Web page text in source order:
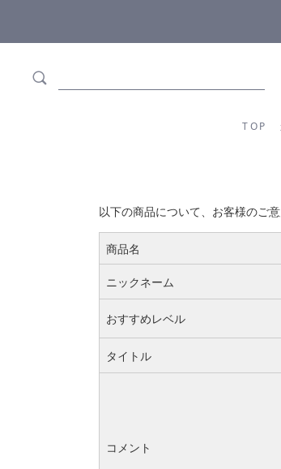
TOP
以下の商品について、お客様のご
商品名
ニックネーム
おすすめレベル
タイトル
コメント